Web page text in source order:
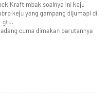
Kraft mbak soalnya ini keju
keju yang gampang dijumapi di
gtu.
cuma dimakan parutannya